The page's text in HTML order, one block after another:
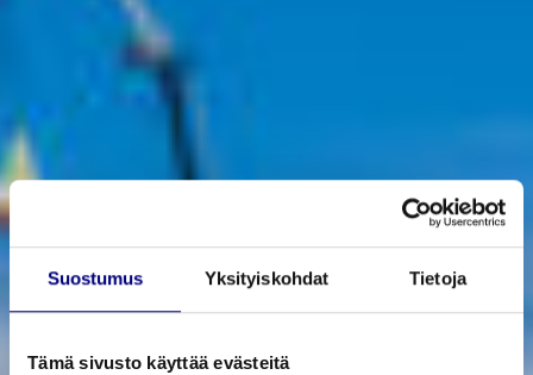
Suostumus Yksityiskohdat Tietoja
Tämä sivusto käyttää evästeitä
Refe­rens­sit